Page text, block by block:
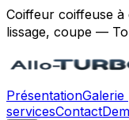
Coiffeur coiffeuse
lissage, coupe —
PrésentationGalerie
servicesContact